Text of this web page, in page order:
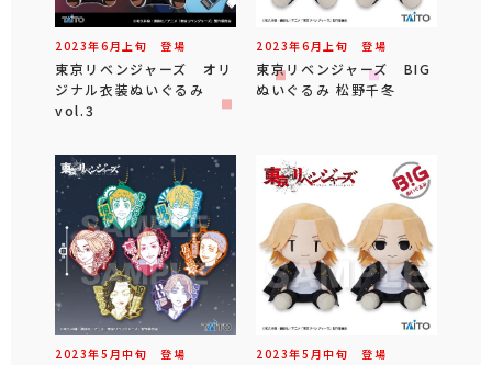
2023年6 月 上旬 登場
東京リベンジャーズ オリ
ジナル衣装ぬいぐるみ
vol.3
2023年6 月 上旬 登場
東京リベンジャーズ BIG
ぬいぐるみ 松野千冬
2023年5 月中旬 登場 2023年5 月中旬 登場